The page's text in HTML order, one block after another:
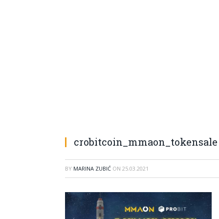
crobitcoin_mmaon_tokensale
BY MARINA ZUBIĆ ON 25.03.2021